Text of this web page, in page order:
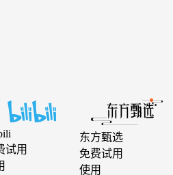
试用
东方甄选
免费试用
使用